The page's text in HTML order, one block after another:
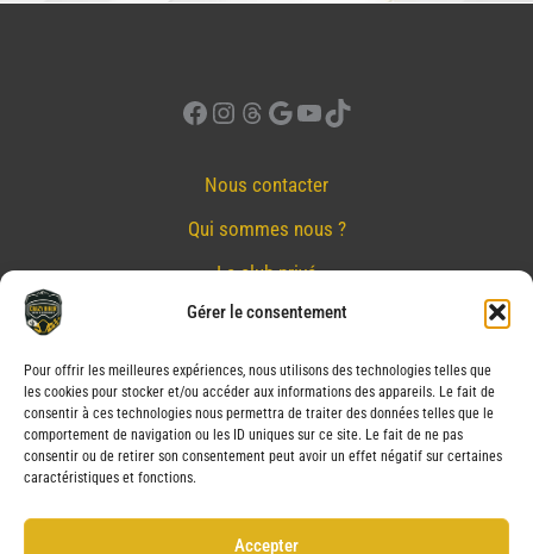
Gérer le consentement
Pour offrir les meilleures expériences, nous utilisons des technologies telles que
les cookies pour stocker et/ou accéder aux informations des appareils. Le fait de
consentir à ces technologies nous permettra de traiter des données telles que le
comportement de navigation ou les ID uniques sur ce site. Le fait de ne pas
consentir ou de retirer son consentement peut avoir un effet négatif sur certaines
caractéristiques et fonctions.
Accepter
Facebook
Instagram
Threads
Google
YouTube
TikTok
Nous contacter
Qui sommes nous ?
Le club privé
Réserver
Nos partenaires
Mentions Légales
Conditions générales de vente
Politique de cookies (UE)